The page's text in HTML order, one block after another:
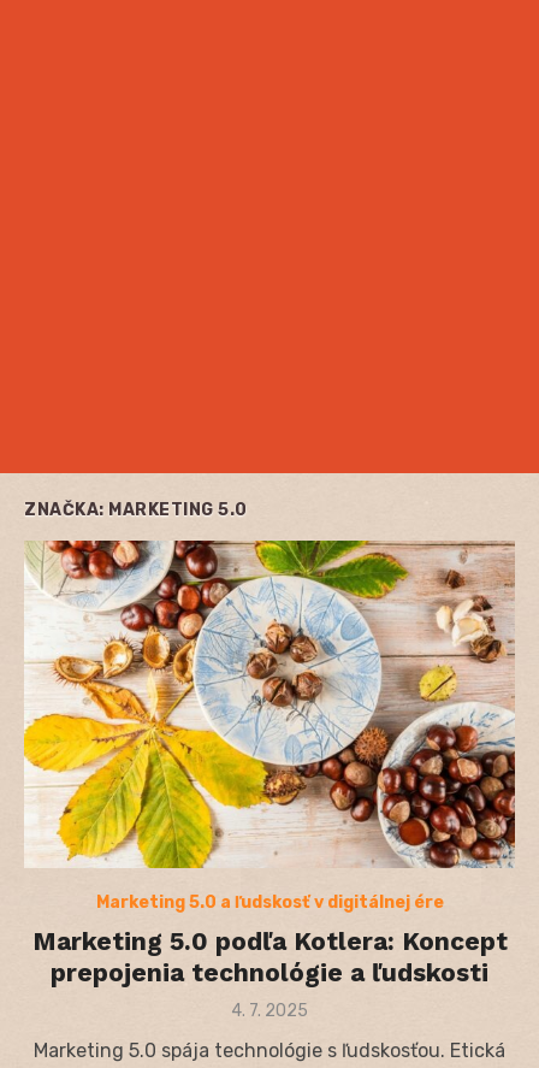
ZNAČKA: MARKETING 5.0
Marketing 5.0 a ľudskosť v digitálnej ére
Marketing 5.0 podľa Kotlera: Koncept
prepojenia technológie a ľudskosti
Posted
4. 7. 2025
Marketing 5.0 spája technológie s ľudskosťou. Etická